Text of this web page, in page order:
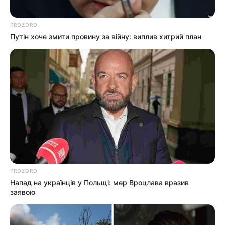
Залишити відповідь
Щоб відправити коментар вам необхідно
авторизуватись.
Погода
Ужгород
влажность:
давление:
ветер:
Погода на 10 дней от sinoptik.ua
PROZORO
Путін хоче змити провину за війну: виплив хитрий план
PROZORO
Напад на українців у Польщі: мер Вроцлава вразив
заявою